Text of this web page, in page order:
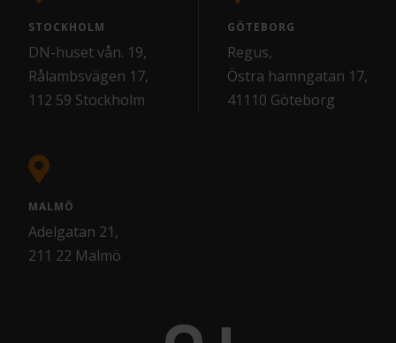
STOCKHOLM
DN-huset vån. 19,
Rålambsvägen 17,
112 59 Stockholm
GÖTEBORG
Regus,
Östra hamngatan 17,
41110 Göteborg
MALMÖ
Adelgatan 21,
211 22 Malmö